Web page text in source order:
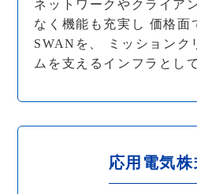
ネットワークやクライア
なく機能も充実し 価格面
SWANを、 ミッションク
ムを支えるインフラとし
応用電気